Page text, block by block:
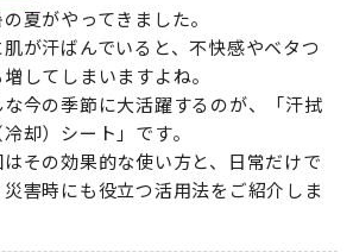
夏がやってきました。
が汗ばんでいると、不快感やベタつ
増してしまいますよね。
な今の季節に大活躍するのが、
「汗拭
冷却）シート」です。
その効果的な使い方と、 日常だけで
災害時にも役立つ活用法をご紹介しま